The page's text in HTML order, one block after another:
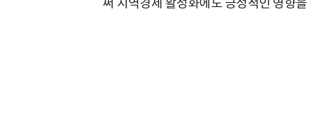
써 지역경제 활성화에도 긍정적인 영향